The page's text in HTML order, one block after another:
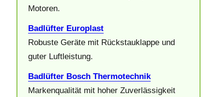
Motoren.
Badlüfter Europlast
Robuste Geräte mit Rückstauklappe und
guter Luftleistung.
Badlüfter Bosch Thermotechnik
Markenqualität mit hoher Zuverlässigkeit